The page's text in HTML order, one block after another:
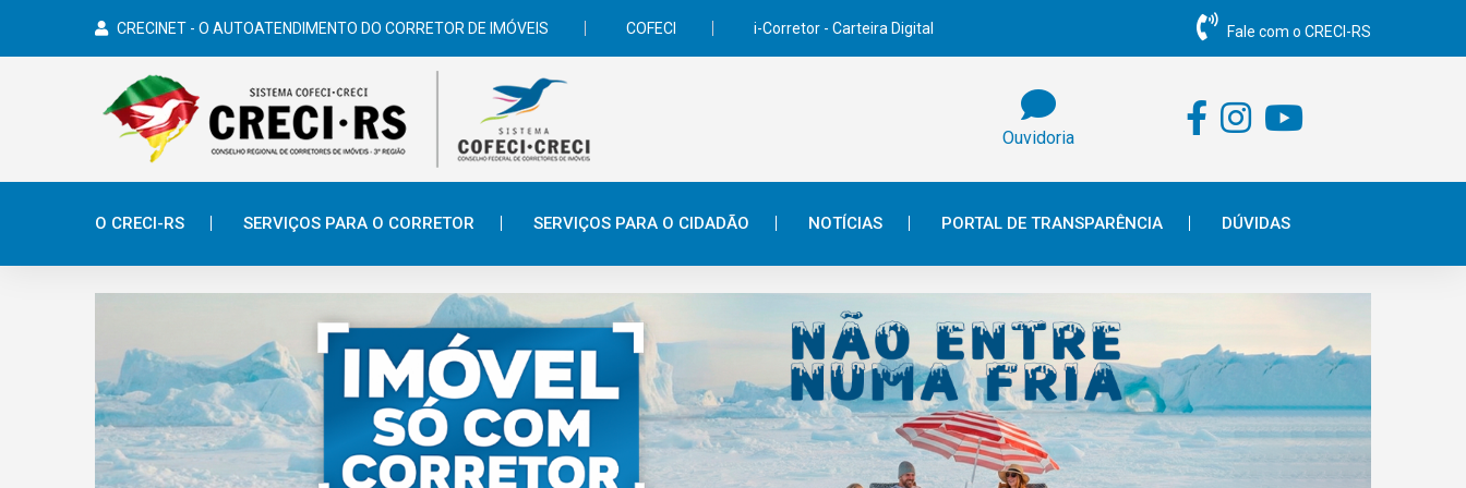
CRECINET - O AUTOATENDIMENTO DO CORRETOR DE IMÓVEIS COFECI i-Corretor - Carteira Digital Fale com o CRECI-RS
Ouvidoria
O CRECI-RS SERVIÇOS PARA O CORRETOR SERVIÇOS PARA O CIDADÃO NOTÍCIAS PORTAL DE TRANSPARÊNCIA DÚVIDAS